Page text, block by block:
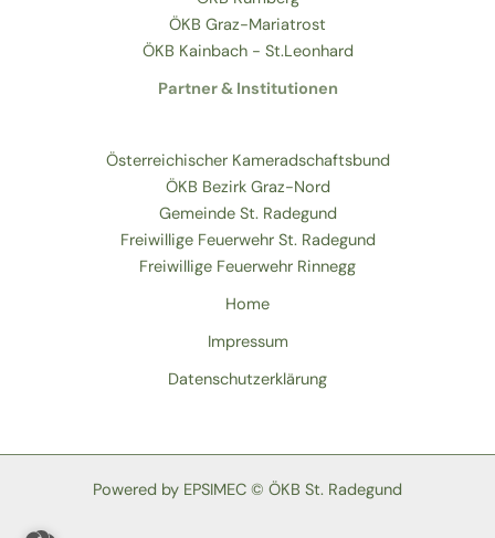
ÖKB Graz-Mariatrost
ÖKB Kainbach - St.Leonhard
Partner & Institutionen
Österreichischer Kameradschaftsbund
ÖKB Bezirk Graz-Nord
Gemeinde St. Radegund
Freiwillige Feuerwehr St. Radegund
Freiwillige Feuerwehr Rinnegg
Home
Impressum
Datenschutzerklärung
Powered by EPSIMEC © ÖKB St. Radegund